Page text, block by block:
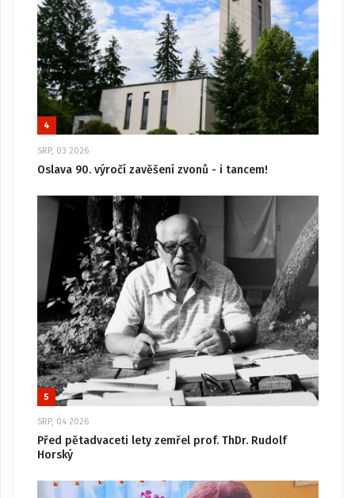
4
SRP, 03 2026
Oslava 90. výročí zavěšení zvonů - i tancem!
5
SRP, 04 2026
Před pětadvaceti lety zemřel prof. ThDr. Rudolf
Horský